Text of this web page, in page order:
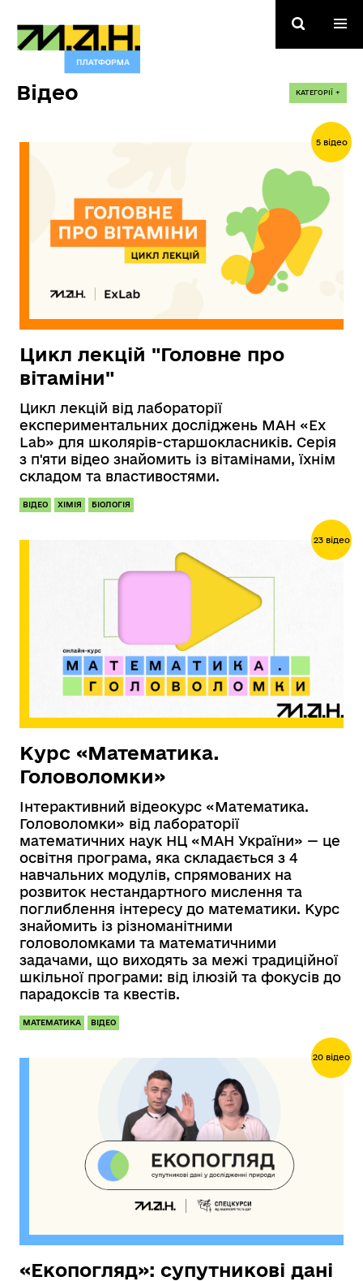
Відео КАТЕГОРІЇ +
5 відео
Цикл лекцій "Головне про
вітаміни"
Цикл лекцій від лабораторії
експериментальних досліджень МАН «Ex
Lab» для школярів-старшокласників. Серія
з п'яти відео знайомить із вітамінами, їхнім
складом та властивостями.
ВІДЕО ХІМІЯ БІОЛОГІЯ
23 відео
Курс «Математика.
Головоломки»
Інтерактивний відеокурс «Математика.
Головоломки» від лабораторії
математичних наук НЦ «МАН України» — це
освітня програма, яка складається з 4
навчальних модулів, спрямованих на
розвиток нестандартного мислення та
поглиблення інтересу до математики. Курс
знайомить із різноманітними
головоломками та математичними
задачами, що виходять за межі традиційної
шкільної програми: від ілюзій та фокусів до
парадоксів та квестів.
МАТЕМАТИКА ВІДЕО
20 відео
«Екопогляд»: супутникові дані